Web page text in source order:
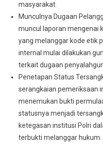
masyarakat.
Munculnya Dugaan
muncul laporan mengenai
yang melanggar kode etik
internal mulai dilakukan
terkait dugaan
Penetapan Status
serangkaian pemeriksaan
menemukan bukti
statusnya menjadi
ketegasan institusi Polri
terbukti melanggar hukum.